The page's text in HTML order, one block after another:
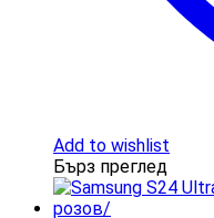
Add to wishlist
Бърз преглед